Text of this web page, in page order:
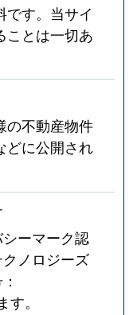
です。当サイ
ことは一切あ
の不動産物件
どに公開され
ーマーク認
ノロジーズ
。